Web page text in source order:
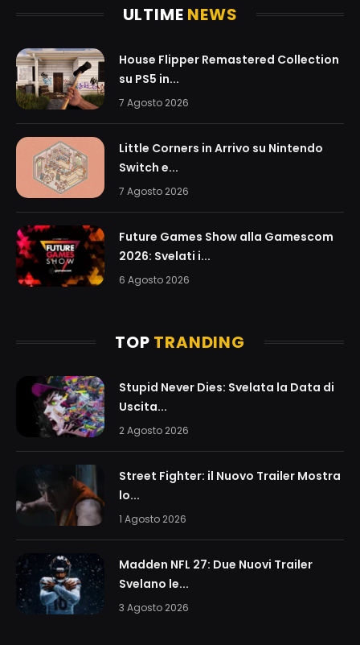
ULTIME NEWS
House Flipper Remastered Collection
su PS5 in...
7 Agosto 2026
Little Corners in Arrivo su Nintendo
Switch e...
7 Agosto 2026
Future Games Show alla Gamescom
2026: Svelati i...
6 Agosto 2026
TOP TRANDING
Stupid Never Dies: Svelata la Data di
Uscita...
2 Agosto 2026
Street Fighter: il Nuovo Trailer Mostra
lo...
1 Agosto 2026
Madden NFL 27: Due Nuovi Trailer
Svelano le...
3 Agosto 2026